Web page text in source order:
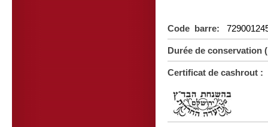
Code barre:
Durée de
Certificat de cashrout :